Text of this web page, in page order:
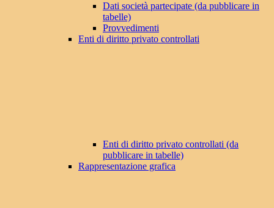
Dati società partecipate (da pubblicare in
tabelle)
Provvedimenti
Enti di diritto privato controllati
Enti di diritto privato controllati (da
pubblicare in tabelle)
Rappresentazione grafica